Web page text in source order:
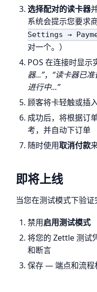
选择配对的读卡器
系统会提示您要求
Settings →
对一个。）
POS 在连接时显示
器...”， “读卡器已
进行中...”
顾客将卡轻触或插
成功后，将根据订
考，并自动下订单
随时使用取消付款
即将上线
当您在测试模式下验证
禁用启用测试模式
将您的 Zettle 测试
和断言
保存 — 端点和流程